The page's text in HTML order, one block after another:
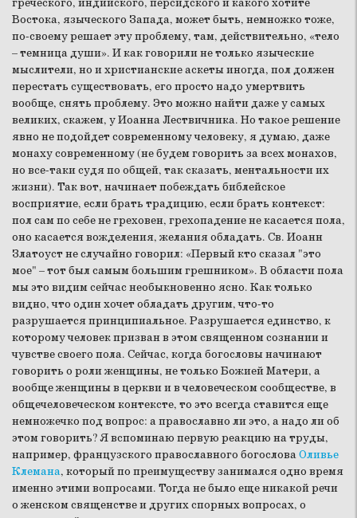
греческого, индийского, персидского и какого хотите
Востока, языческого Запада, может быть, немножко тоже,
по-своему решает эту проблему, там, действительно, «тело
– темница души». И как говорили не только языческие
мыслители, но и христианские аскеты иногда, пол должен
перестать существовать, его просто надо умертвить
вообще, снять проблему. Это можно найти даже у самых
великих, скажем, у Иоанна Лествичника. Но такое решение
явно не подойдет современному человеку, я думаю, даже
монаху современному (не будем говорить за всех монахов,
но все-таки судя по общей, так сказать, ментальности их
жизни). Так вот, начинает побеждать библейское
восприятие, если брать традицию, если брать контекст:
пол сам по себе не греховен, грехопадение не касается пола,
оно касается вожделения, желания обладать. Св. Иоанн
Златоуст не случайно говорил: «Первый кто сказал "это
мое" – тот был самым большим грешником». В области пола
мы это видим сейчас необыкновенно ясно. Как только
видно, что один хочет обладать другим, что-то
разрушается принципиальное. Разрушается единство, к
которому человек призван в этом священном сознании и
чувстве своего пола. Сейчас, когда богословы начинают
говорить о роли женщины, не только Божией Матери, а
вообще женщины в церкви и в человеческом сообществе, в
общечеловеческом контексте, то это всегда ставится еще
немножечко под вопрос: а православно ли это, а надо ли об
этом говорить? Я вспоминаю первую реакцию на труды,
например, французского православного богословаОливье
Клемана, который по преимуществу занимался одно время
именно этими вопросами. Тогда не было еще никакой речи
о женском священстве и других спорных вопросах, о